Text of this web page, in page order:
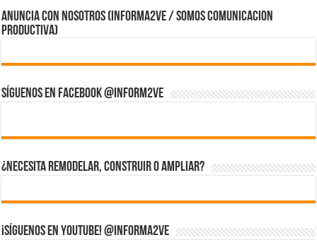
ANUNCIA CON NOSOTROS (Informa2ve / Somos Comunicacion
Productiva)
Síguenos en Facebook @inform2Ve
¿Necesita Remodelar, Construir o ampliar?
¡Síguenos en YouTube! @informa2ve